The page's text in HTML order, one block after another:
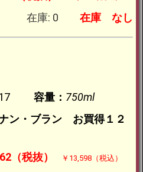
在庫: 0 在庫 なし
容量： 750ml
ン・ブラン お買得１２
（税抜）
￥13,598（税込）